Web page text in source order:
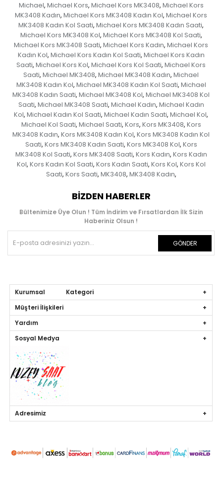
Michael, Michael Kors, Michael Kors MK3408, Michael Kors
MK3408 Kadın, Michael Kors MK3408 Kadın Kol, Michael Kors
MK3408 Kadın Kol Saati, Michael Kors MK3408 Kadın Saati,
Michael Kors MK3408 Kol, Michael Kors MK3408 Kol Saati,
Michael Kors MK3408 Saati, Michael Kors Kadın, Michael Kors
Kadın Kol, Michael Kors Kadın Kol Saati, Michael Kors Kadın
Saati, Michael Kors Kol, Michael Kors Kol Saati, Michael Kors
Saati, Michael MK3408, Michael MK3408 Kadın, Michael
MK3408 Kadın Kol, Michael MK3408 Kadın Kol Saati, Michael
MK3408 Kadın Saati, Michael MK3408 Kol, Michael MK3408 Kol
Saati, Michael MK3408 Saati, Michael Kadın, Michael Kadın
Kol, Michael Kadın Kol Saati, Michael Kadın Saati, Michael Kol,
Michael Kol Saati, Michael Saati, Kors, Kors MK3408, Kors
MK3408 Kadın, Kors MK3408 Kadın Kol, Kors MK3408 Kadın Kol
Saati, Kors MK3408 Kadın Saati, Kors MK3408 Kol, Kors
MK3408 Kol Saati, Kors MK3408 Saati, Kors Kadın, Kors Kadın
Kol, Kors Kadın Kol Saati, Kors Kadın Saati, Kors Kol, Kors Kol
Saati, Kors Saati, MK3408, MK3408 Kadın,
BIZDEN HABERLER
Bültenimize Üye Olun ! Tüm İndirim ve Fırsatlardan İlk Sizin
Haberiniz Olsun !
GÖNDER
Kurumsal Kategori
Müşteri İlişkileri
Yardım
Sosyal Medya
Adresimiz